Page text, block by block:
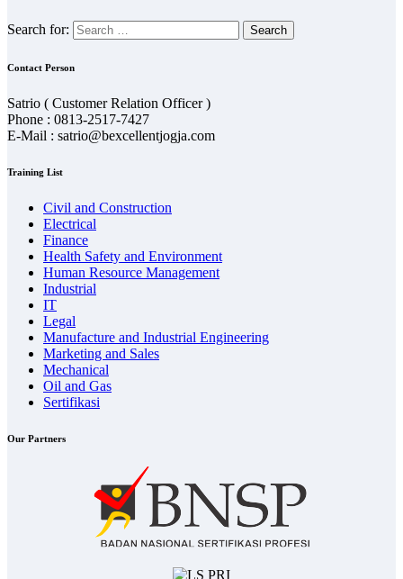
Search for:
Contact Person
Satrio ( Customer Relation Officer )
Phone : 0813-2517-7427
E-Mail : satrio@bexcellentjogja.com
Training List
Civil and Construction
Electrical
Finance
Health Safety and Environment
Human Resource Management
Industrial
IT
Legal
Manufacture and Industrial Engineering
Marketing and Sales
Mechanical
Oil and Gas
Sertifikasi
Our Partners